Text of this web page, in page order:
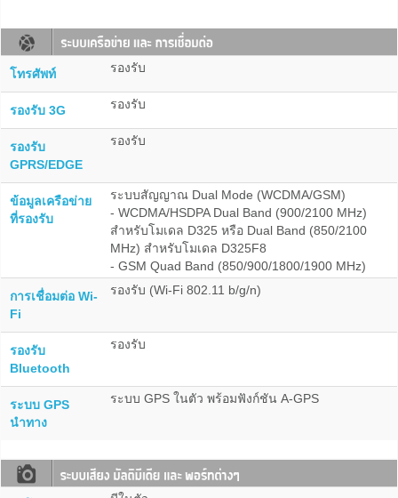
โทรศัพท์ รองรับ
รองรับ 3G รองรับ
รองรับ
GPRS/EDGE
รองรับ
ข้อมูลเครือข่าย
ที่รองรับ
ระบบสัญญาณ Dual Mode (WCDMA/GSM)
- WCDMA/HSDPA Dual Band (900/2100 MHz)
สำหรับโมเดล D325 หรือ Dual Band (850/2100
MHz) สำหรับโมเดล D325F8
- GSM Quad Band (850/900/1800/1900 MHz)
การเชื่อมต่อ Wi-
Fi
รองรับ (Wi-Fi 802.11 b/g/n)
รองรับ
Bluetooth
รองรับ
ระบบ GPS
นำทาง
ระบบ GPS ในตัว พร้อมฟังก์ชัน A-GPS